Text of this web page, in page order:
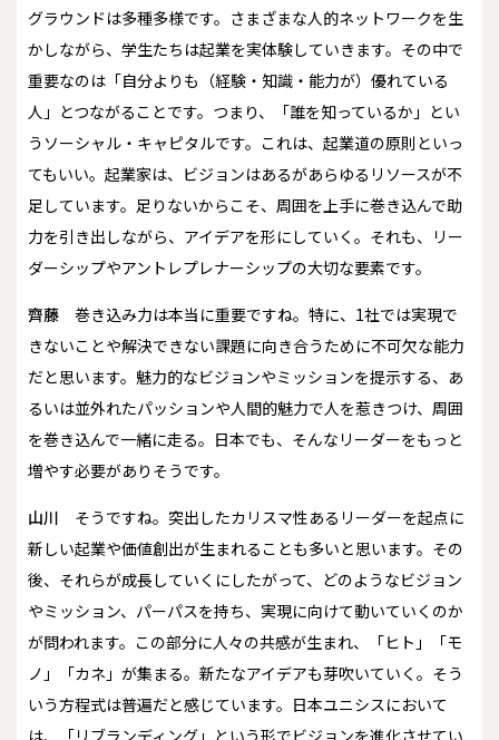
グラウンドは多種多様です。さまざまな人的ネットワークを生
かしながら、学生たちは起業を実体験していきます。その中で
重要なのは「自分よりも（経験・知識・能力が）優れている
人」とつながることです。つまり、「誰を知っているか」とい
うソーシャル・キャピタルです。これは、起業道の原則といっ
てもいい。起業家は、ビジョンはあるがあらゆるリソースが不
足しています。足りないからこそ、周囲を上手に巻き込んで助
力を引き出しながら、アイデアを形にしていく。それも、リー
ダーシップやアントレプレナーシップの大切な要素です。
齊藤 巻き込み力は本当に重要ですね。特に、1社では実現で
きないことや解決できない課題に向き合うために不可欠な能力
だと思います。魅力的なビジョンやミッションを提示する、あ
るいは並外れたパッションや人間的魅力で人を惹きつけ、周囲
を巻き込んで一緒に走る。日本でも、そんなリーダーをもっと
増やす必要がありそうです。
山川 そうですね。突出したカリスマ性あるリーダーを起点に
新しい起業や価値創出が生まれることも多いと思います。その
後、それらが成長していくにしたがって、どのようなビジョン
やミッション、パーパスを持ち、実現に向けて動いていくのか
が問われます。この部分に人々の共感が生まれ、「ヒト」「モ
ノ」「カネ」が集まる。新たなアイデアも芽吹いていく。そう
いう方程式は普遍だと感じています。日本ユニシスにおいて